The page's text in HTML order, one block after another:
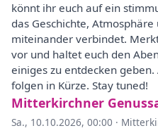
könnt ihr euch auf ein
das Geschichte,
miteinander verbindet.
vor und haltet euch den
einiges zu entdecken
folgen in Kürze. Stay tuned!
Mitterkirchner
Sa., 10.10.2026, 00:00 ·